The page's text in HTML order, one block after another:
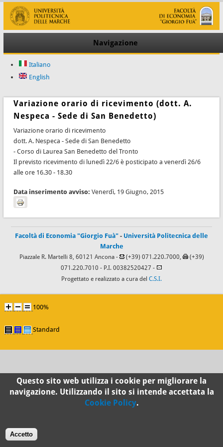
Navigazione
Italiano
English
Variazione orario di ricevimento (dott. A.
Nespeca - Sede di San Benedetto)
Variazione orario di ricevimento
dott. A. Nespeca - Sede di San Benedetto
- Corso di Laurea San Benedetto del Tronto
Il previsto ricevimento di lunedì 22/6 è posticipato a venerdì 26/6
alle ore 16.30 - 18.30
Data inserimento avviso: Venerdì, 19 Giugno, 2015
Facoltà di Economia "Giorgio Fuà" - Università Politecnica delle
Marche
Piazzale R. Martelli 8, 60121 Ancona - (+39) 071.220.7000,
(+39)
071.220.7010 - P.I. 00382520427 -
Progettato e realizzato a cura del C.S.I.
100%
Standard
Questo sito web utilizza i cookie per migliorare la
navigazione. Utilizzando il sito si intende accettata la
Cookie Policy.
Accetto